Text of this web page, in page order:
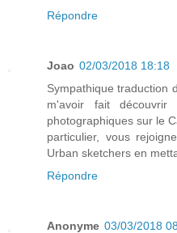
Répondre
Joao 02/03/2018 18:18
Sympathique traduction
m'avoir fait découvrir
photographiques sur le
particulier, vous
Urban sketchers en
Répondre
Anonyme 03/03/2018